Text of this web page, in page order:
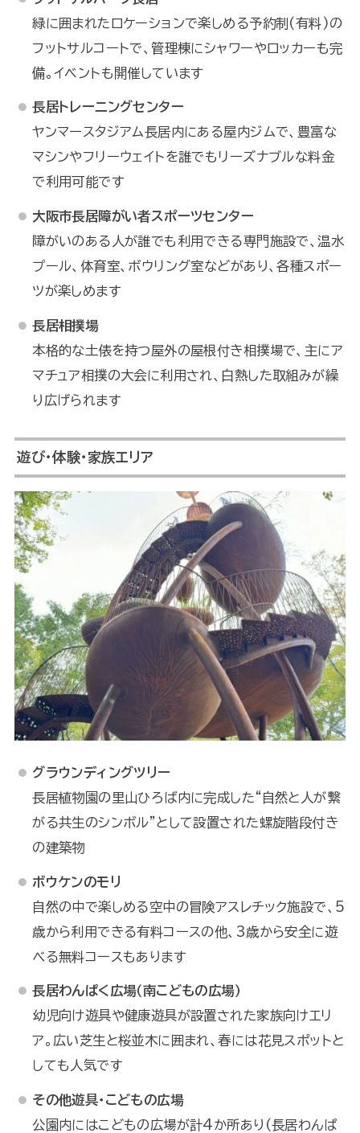
緑に囲まれたロケーションで楽しめる予約制(有料)の
フットサルコートで、管理棟にシャワーやロッカーも完
備。イベントも開催しています
長居トレーニングセンター
ヤンマースタジアム長居内にある屋内ジムで、豊富な
マシンやフリーウェイトを誰でもリーズナブルな料金
で利用可能です
大阪市長居障がい者スポーツセンター
障がいのある人が誰でも利用できる専門施設で、温水
プール、体育室、ボウリング室などがあり、各種スポー
ツが楽しめます
長居相撲場
本格的な土俵を持つ屋外の屋根付き相撲場で、主にア
マチュア相撲の大会に利用され、白熱した取組みが繰
り広げられます
遊び・体験・家族エリア
グラウンディングツリー
長居植物園の里山ひろば内に完成した“自然と人が繋
がる共生のシンボル”として設置された螺旋階段付き
の建築物
ボウケンのモリ
自然の中で楽しめる空中の冒険アスレチック施設で、5
歳から利用できる有料コースの他、3歳から安全に遊
べる無料コースもあります
長居わんぱく広場（南こどもの広場）
幼児向け遊具や健康遊具が設置された家族向けエリ
ア。広い芝生と桜並木に囲まれ、春には花見スポットと
しても人気です
その他遊具・こどもの広場
公園内にはこどもの広場が計4か所あり(長居わんぱ